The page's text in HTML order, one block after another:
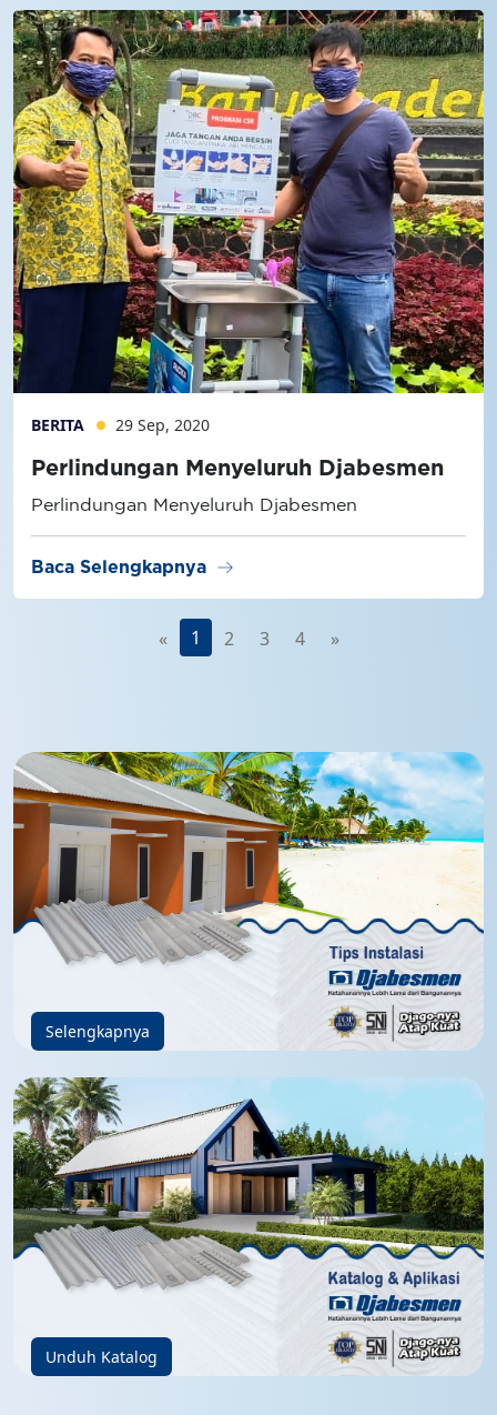
BERITA 29 Sep, 2020
Perlindungan Menyeluruh Djabesmen
Perlindungan Menyeluruh Djabesmen
Baca Selengkapnya arrow_right_alt
« 1 2 3 4 »
Selengkapnya
Unduh Katalog